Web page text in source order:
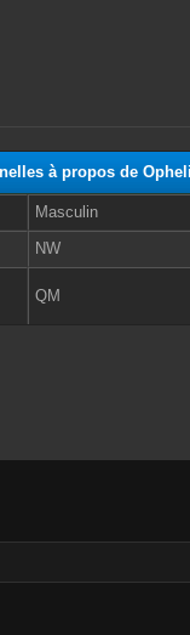
à propos de
Masculin
NW
QM